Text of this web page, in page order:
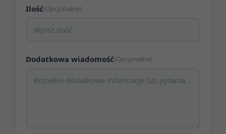
Ilość(Opcjonalne)
Dodatkowa wiadomość(Opcjonalne)